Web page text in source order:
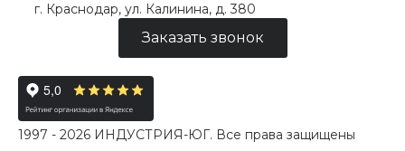
г. Краснодар, ул. Калинина, д. 380
Заказать звонок
1997 - 2026 ИНДУСТРИЯ-ЮГ. Все права защищены